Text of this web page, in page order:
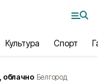
Культура Спорт
облачно Белгород